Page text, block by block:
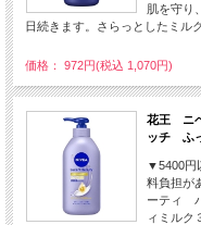
肌を守り
日続きます。さらっとしたミル
価格： 972円(税込 1,070円)
花王 ニ
ッチ ふ
▼5400円
料負担
ーティ
ィミルク